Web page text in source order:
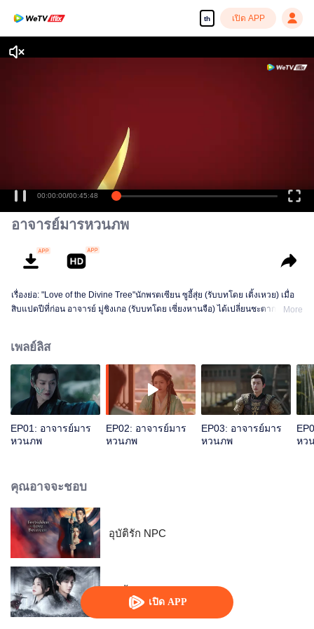
th เปิด APP
เปิด APP
เพลิดเพลินกับซีรีส์ความคมชัดสูงอย่างลื่นไหล
00:00:00/00:45:48
อาจารย์มารหวนภพ
เรื่องย่อ: "Love of the Divine Tree"นักพรตเซียน ซูอี้สุ่ย (รับบทโดย เติ้งเหวย) เมื่อ
สิบแปดปีที่ก่อน อาจารย์ มู่ชิงเกอ (รับบทโดย เซี่ยงหานจือ) ได้เปลี่ยนชะตากรรม
ความสำเร็จในฐานะผู้นำของสำนักซีซาน ได้นำหรานหร่านที่อ่อนแอและกำลังจะ
ตายเข้ามาในสำนักของเขา และสาบานว่าจะปกป้องนางไปจวบจนชีวิตจะหาไม่
ตั้งแต่นั้นเป็นต้นมา ตัวตนของอาจารย์และลูกศิษย์ก็สลับเปลี่ยนกัน จะมีเรื่องราวน่า
สนุกอะไรเกิดขึ้นระหว่างทั้งสองกันนะ
More
เพลย์ลิส
EP01: อาจารย์มาร
หวนภพ
EP02: อาจารย์มาร
หวนภพ
EP03: อาจารย์มาร
หวนภพ
หว
คุณอาจจะชอบ
อุบัติรัก NPC